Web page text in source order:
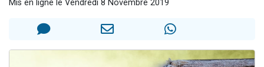
Eva vient de donner son Maasser
3 personnes viennent de nous rejoindre sur WhatsApp
Mis en ligne le Vendredi 8 Novembre 2019